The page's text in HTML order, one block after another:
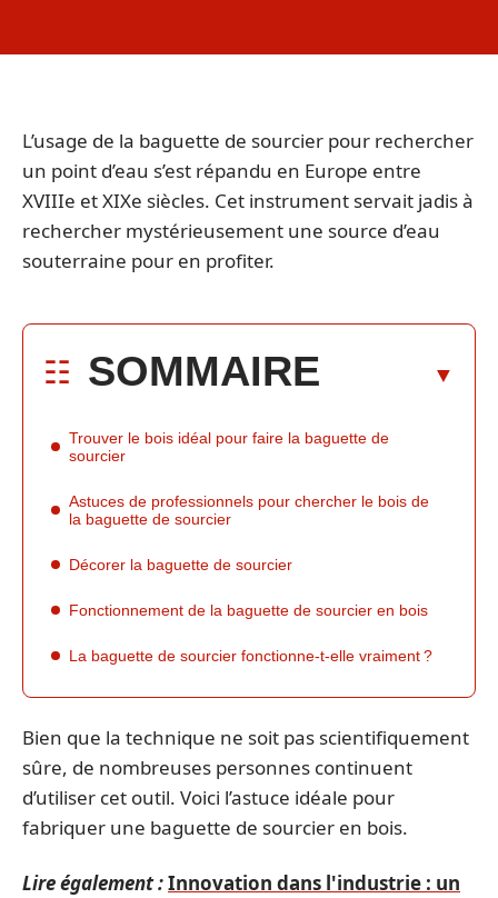
L’usage de la baguette de sourcier pour rechercher
un point d’eau s’est répandu en Europe entre
XVIIIe et XIXe siècles. Cet instrument servait jadis à
rechercher mystérieusement une source d’eau
souterraine pour en profiter.
SOMMAIRE
Trouver le bois idéal pour faire la baguette de
sourcier
Astuces de professionnels pour chercher le bois de
la baguette de sourcier
Décorer la baguette de sourcier
Fonctionnement de la baguette de sourcier en bois
La baguette de sourcier fonctionne-t-elle vraiment ?
Bien que la technique ne soit pas scientifiquement
sûre, de nombreuses personnes continuent
d’utiliser cet outil. Voici l’astuce idéale pour
fabriquer une baguette de sourcier en bois.
Lire également :Innovation dans l'industrie : un